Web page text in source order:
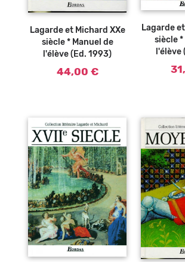
Ajouter au
Lagarde et Michard XXe
siècle * Manuel de
l'élève (Ed. 1993)
44,00 €
Lagarde
siècle *
l'élève
Ajouter au